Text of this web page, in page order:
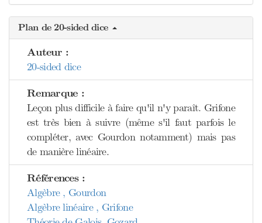
Plan de 20-sided dice
Auteur :
20-sided dice
Remarque :
Leçon plus difficile à faire qu'il n'y paraît. Grifone
est très bien à suivre (même s'il faut parfois le
compléter, avec Gourdon notamment) mais pas
de manière linéaire.
Références :
Algèbre , Gourdon
Algèbre linéaire , Grifone